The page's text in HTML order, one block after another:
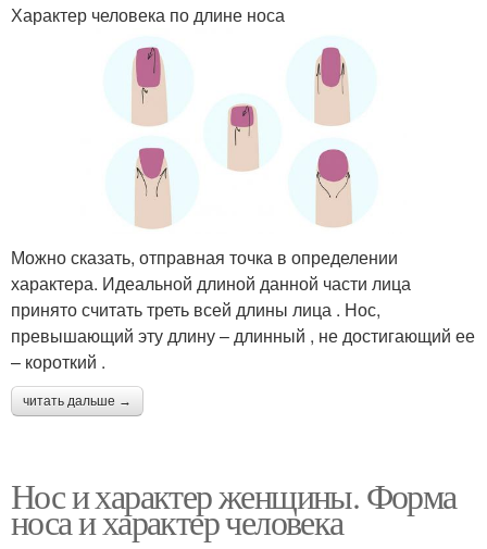
Характер человека по длине носа
Можно сказать, отправная точка в определении
характера. Идеальной длиной данной части лица
принято считать треть всей длины лица . Нос,
превышающий эту длину – длинный , не достигающий ее
– короткий .
читать дальше →
Нос и характер женщины. Форма
носа и характер человека